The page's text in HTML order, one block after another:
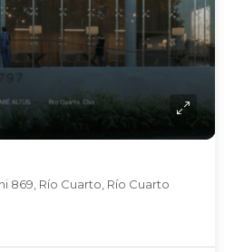
869, Río Cuarto, Río Cuarto